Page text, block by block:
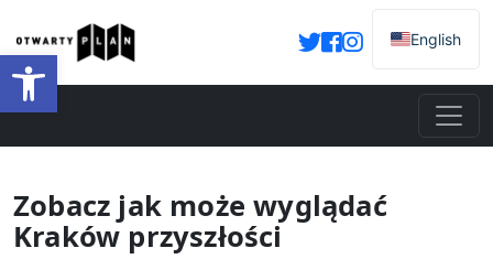
Otwórz pasek narzędzi
English
Zobacz jak może wyglądać
Kraków przyszłości